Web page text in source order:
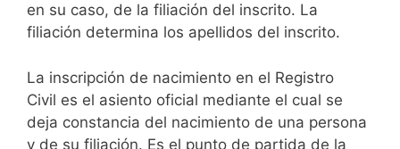
en su caso, de la filiación del inscrito. La
filiación determina los apellidos del inscrito.
La inscripción de nacimiento en el Registro
Civil es el asiento oficial mediante el cual se
deja constancia del nacimiento de una persona
y de su filiación. Es el punto de partida de la